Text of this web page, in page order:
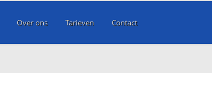
Over ons Tarieven Contact